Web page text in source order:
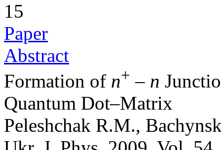
15
Paper
Abstract
Formation of n+ – n
Quantum Dot–Matrix
Peleshchak R.M.,